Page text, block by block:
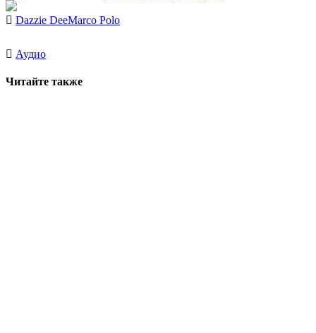
Dazzie DeeMarco Polo
Аудио
Читайте также